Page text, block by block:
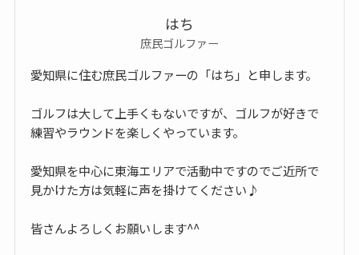
はち
庶民ゴルファー
愛知県に住む庶民ゴルファーの「はち」と申します。
ゴルフは大して上手くもないですが、ゴルフが好きで
練習やラウンドを楽しくやっています。
愛知県を中心に東海エリアで活動中ですのでご近所で
見かけた方は気軽に声を掛けてください♪
皆さんよろしくお願いします^^